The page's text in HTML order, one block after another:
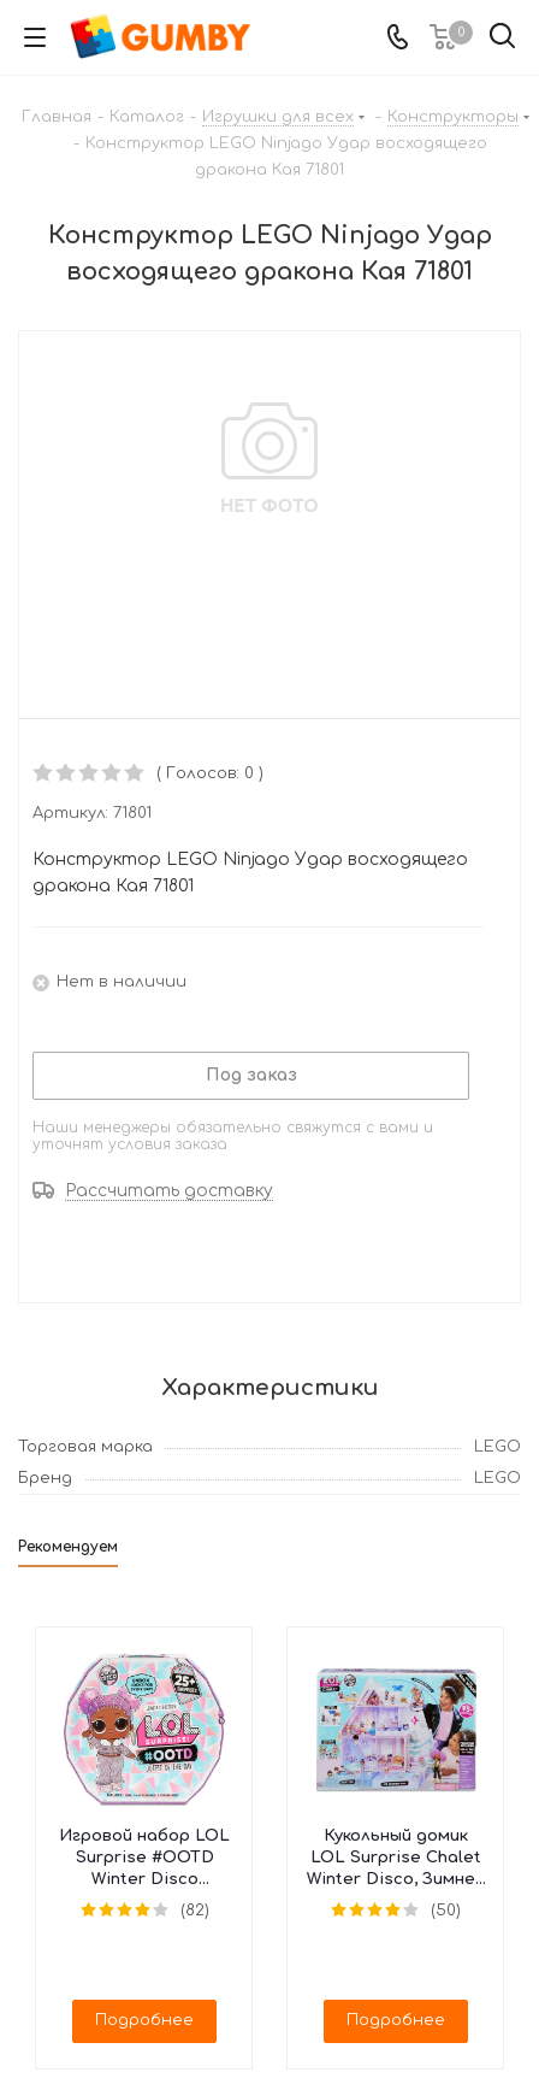
0
Главная - Каталог - Игрушки для всех - Конструкторы
- Конструктор LEGO Ninjago Удар восходящего
дракона Кая 71801
Конструктор LEGO Ninjago Удар
восходящего дракона Кая 71801
( Голосов: 0 )
Артикул: 71801
Конструктор LEGO Ninjago Удар восходящего
дракона Кая 71801
Нет в наличии
Под заказ
Наши менеджеры обязательно свяжутся с вами и
уточнят условия заказа
Рассчитать доставку
Характеристики
Торговая марка
LEGO
Бренд
LEGO
Рекомендуем
Игровой набор LOL
Surprise #OOTD
Winter Disco
Календарь, 562504
(25 сюрпризов)
(82)
Подробнее
Кукольный домик
LOL Surprise Chalet
Winter Disco, Зимнее
Шале, 562207
(50)
Подробнее